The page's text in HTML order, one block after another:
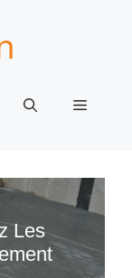
Menu
Les